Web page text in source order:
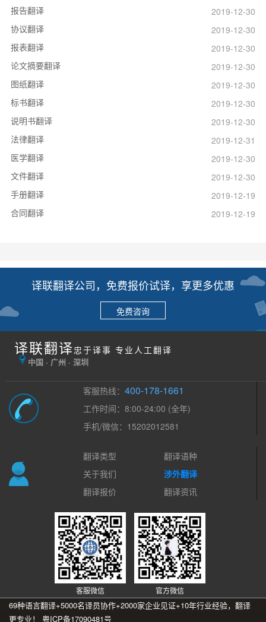
报告翻译
2019-12-30
协议翻译
2019-12-30
报表翻译
2019-12-30
论文摘要翻译
2019-12-30
图纸翻译
2019-12-30
标书翻译
2019-12-30
说明书翻译
2019-12-30
法律翻译
2019-12-31
医学翻译
2019-12-30
文件翻译
2019-12-30
手册翻译
2019-12-19
合同翻译
2019-12-19
译联翻译公司，免费报价试译，享更多优惠
免费咨询
译联翻译 忠于译事 专业人工翻译
中国 · 广州 · 深圳
客服热线：400-178-1661
工作时间：8:00-24:00 (全年)
手机/微信：15202012581
翻译类型
翻译语种
关于我们
涉外翻译
翻译报价
翻译资讯
客服微信 官方微信
69种语言翻译+5000名译员协作+2000家企业见证+10年行业经验，翻译
更专业！ 粤ICP备17090481号